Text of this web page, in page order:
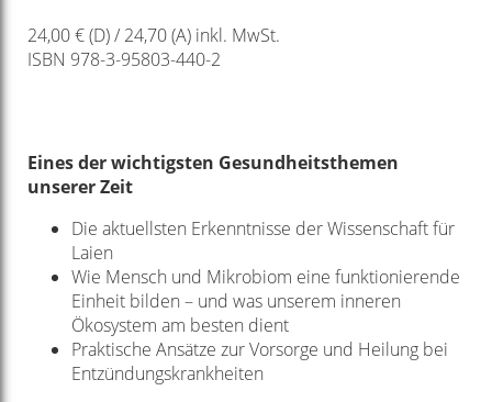
24,00 € (D) / 24,70 (A) inkl. MwSt.
ISBN 978-3-95803-440-2
Eines der wichtigsten Gesundheitsthemen
unserer Zeit
Die aktuellsten Erkenntnisse der Wissenschaft für
Laien
Wie Mensch und Mikrobiom eine funktionierende
Einheit bilden – und was unserem inneren
Ökosystem am besten dient
Praktische Ansätze zur Vorsorge und Heilung bei
Entzündungskrankheiten